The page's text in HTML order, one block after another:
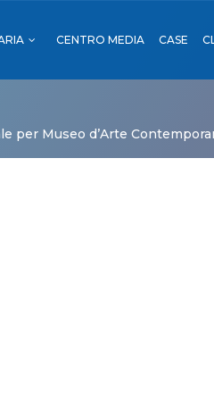
CENTRO MEDIA CASE
per Museo d’Arte